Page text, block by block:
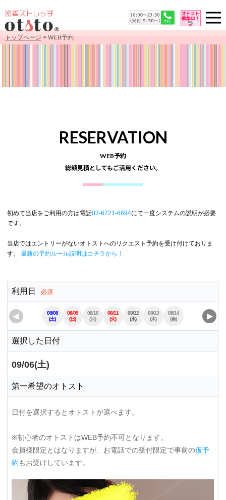
トップページ > WEB予約
RESERVATION
WEB予約
総額見積としてもご活用ください。
初めて当店をご利用の方は電話03-6721-6694にて一度システムの説明が必要
です。
当店ではエントリーがないオトストへのリクエスト予約を受け付けておりま
す。
最新の予約ルール説明はコチラから！
利用日 必須
◀
08/08
(土)
08/09
(日)
08/10
(月)
08/11
(火)
08/12
(水)
08/13
(木)
08/14
(金)
08/16
(日)
▶
選択した日付
09/06(土)
第一希望のオトスト
日付を選択するとオトストが選べます。
※初心者のオトストはWEB予約不可となります。
会員様限定とはなりますが、お電話での受付限定で事前の仮予
約もお受けしています。